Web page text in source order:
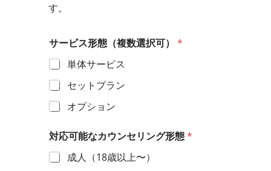
す。
サービス形態（複数選択可） *
単体サービス
セットプラン
オプション
対応可能なカウンセリング形態*
成人（18歳以上〜）